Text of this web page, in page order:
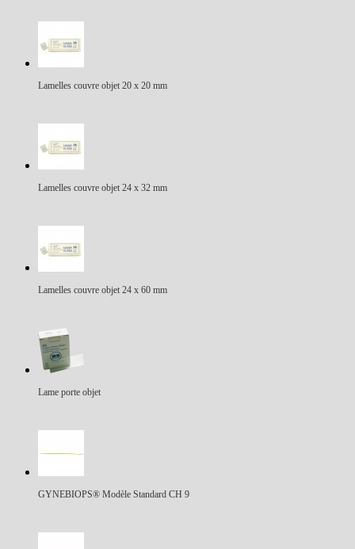
Lamelles couvre objet 20 x 20 mm
Lamelles couvre objet 24 x 32 mm
Lamelles couvre objet 24 x 60 mm
Lame porte objet
GYNEBIOPS® Modèle Standard CH 9